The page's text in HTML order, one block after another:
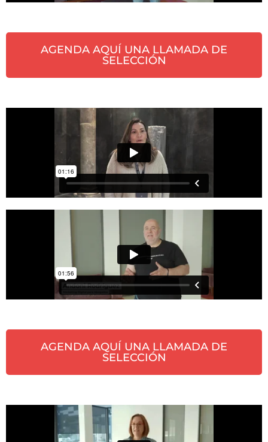
AGENDA AQUÍ UNA LLAMADA DE
SELECCIÓN
AGENDA AQUÍ UNA LLAMADA DE
SELECCIÓN